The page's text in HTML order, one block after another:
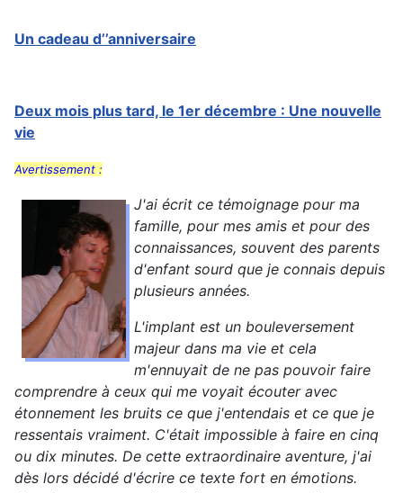
Un cadeau d’’anniversaire
Deux mois plus tard, le 1er décembre : Une nouvelle
vie
Avertissement :
J'ai écrit ce témoignage pour ma
famille, pour mes amis et pour des
connaissances, souvent des parents
d'enfant sourd que je connais depuis
plusieurs années.
L'implant est un bouleversement
majeur dans ma vie et cela
m'ennuyait de ne pas pouvoir faire
comprendre à ceux qui me voyait écouter avec
étonnement les bruits ce que j'entendais et ce que je
ressentais vraiment. C'était impossible à faire en cinq
ou dix minutes. De cette extraordinaire aventure, j'ai
dès lors décidé d'écrire ce texte fort en émotions.